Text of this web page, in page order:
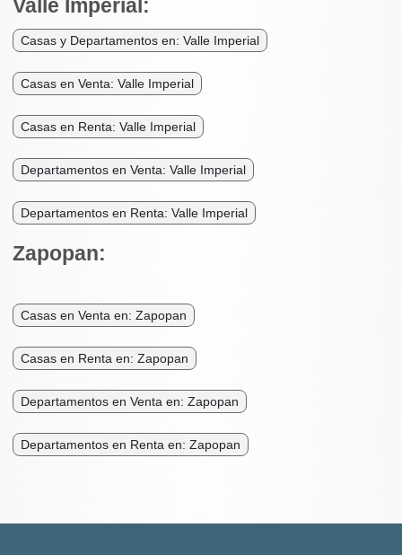
Valle Imperial:
Casas y Departamentos en: Valle Imperial
Casas en Venta: Valle Imperial
Casas en Renta: Valle Imperial
Departamentos en Venta: Valle Imperial
Departamentos en Renta: Valle Imperial
Zapopan:
Casas en Venta en: Zapopan
Casas en Renta en: Zapopan
Departamentos en Venta en: Zapopan
Departamentos en Renta en: Zapopan